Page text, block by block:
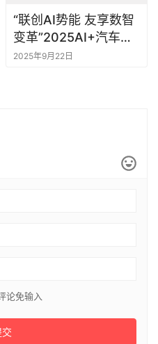
“联创AI势能 友享数智
变革”2025AI+汽车数
智创享年会在江城召开
2025年9月22日
论免输入